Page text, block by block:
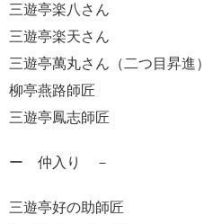
三遊亭楽八さん
三遊亭楽天さん
三遊亭萬丸さん（二つ目昇進）
柳亭燕路師匠
三遊亭鳳志師匠
ー 仲入り －
三遊亭好の助師匠